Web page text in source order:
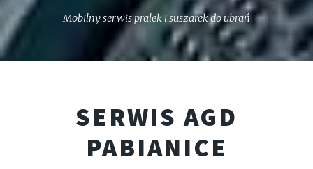
Mobilny serwis pralek i suszarek do ubrań
SERWIS AGD
PABIANICE